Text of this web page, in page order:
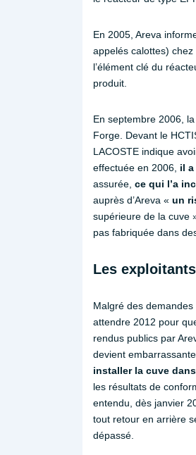
En 2005, Areva
appelés calottes)
l’élément clé du
produit.
En septembre 2006,
Forge. Devant le
LACOSTE indique
effectuée en 2006, il
assurée, ce qui l’a
auprès d’Areva « un
supérieure de la cuve
pas fabriquée dans
Les
Malgré des
attendre 2012 pour
rendus publics par
devient
installer la cuve
les résultats de
entendu, dès janvier
tout retour en arrière
dépassé.